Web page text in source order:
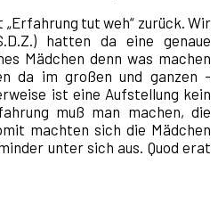
tut weh“ zurück. Wir
hatten da eine genaue
Mädchen denn was machen
da im großen und ganzen -
ist eine Aufstellung kein
muß man machen, die
machten sich die Mädchen
unter sich aus. Quod erat